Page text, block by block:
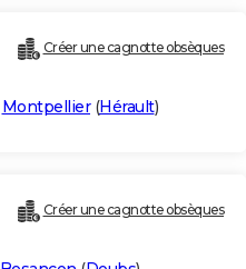
Créer une cagnotte obsèques
Montpellier(Hérault)
Créer une cagnotte obsèques